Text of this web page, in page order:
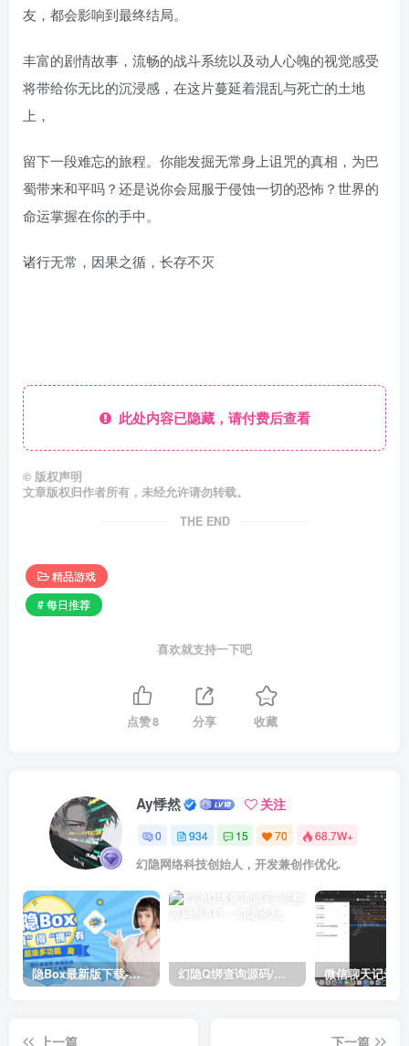
友，都会影响到最终结局。
丰富的剧情故事，流畅的战斗系统以及动人心魄的视觉感受
将带给你无比的沉浸感，在这片蔓延着混乱与死亡的土地
上，
留下一段难忘的旅程。你能发掘无常身上诅咒的真相，为巴
蜀带来和平吗？还是说你会屈服于侵蚀一切的恐怖？世界的
命运掌握在你的手中。
诸行无常，因果之循，长存不灭
此处内容已隐藏，请付费后查看
© 版权声明
文章版权归作者所有，未经允许请勿转载。
THE END
精品游戏
# 每日推荐
喜欢就支持一下吧
点赞8 分享 收藏
Ay悸然 关注
0 934 15 70 68.7W+
幻隐网络科技创始人，开发兼创作优化.
隐Box最新版下载-极致模式 幻隐Q绑查询源码/完整源码带API
上一篇 下一篇